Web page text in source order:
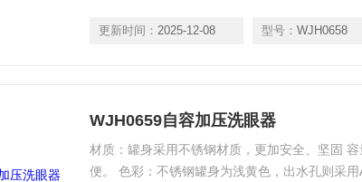
更新时间： 2025-12-08 型号： WJH0658
WJH0659自容加压洗眼器
材质：罐身采用不锈钢材质，更加安全、坚固
便。 色彩：不锈钢罐身为浅黄色，出水孔则采